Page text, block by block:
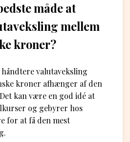
måde at
mellem
kroner?
håndtere valutaveksling
kroner afhænger af den
kan være en god idé at
og gebyrer hos
for at få den mest